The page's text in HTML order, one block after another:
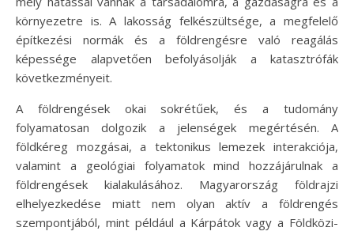
környezetre is. A lakosság felkészültsége, a megfelelő
építkezési normák és a földrengésre való reagálás
képessége alapvetően befolyásolják a katasztrófák
következményeit.
A földrengések okai sokrétűek, és a tudomány
folyamatosan dolgozik a jelenségek megértésén. A
földkéreg mozgásai, a tektonikus lemezek interakciója,
valamint a geológiai folyamatok mind hozzájárulnak a
földrengések kialakulásához. Magyarország földrajzi
elhelyezkedése miatt nem olyan aktív a földrengés
szempontjából, mint például a Kárpátok vagy a Földközi-